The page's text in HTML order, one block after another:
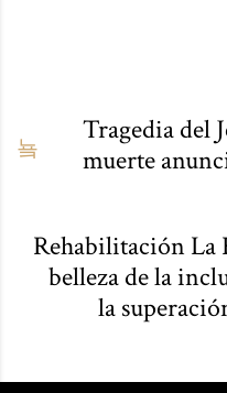
Tragedia del
muerte
Rehabilitación La
belleza de la
la